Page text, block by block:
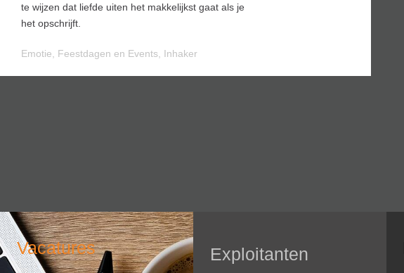
te wijzen dat liefde uiten het makkelijkst gaat als je
het opschrijft.
Emotie Feestdagen en Events Inhaker
Vacatures Exploitanten